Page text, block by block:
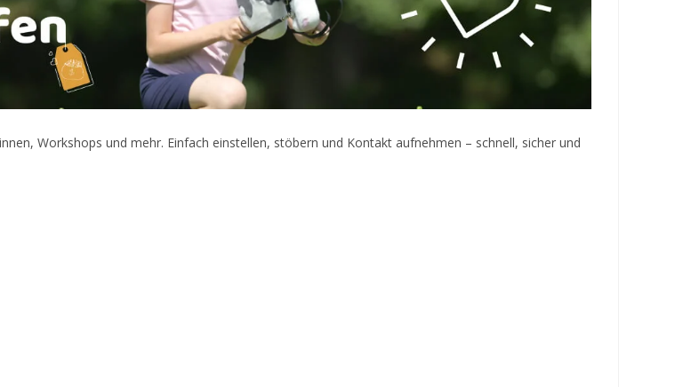
Workshops und mehr. Einfach einstellen, stöbern und Kontakt aufnehmen – schnell, sicher und